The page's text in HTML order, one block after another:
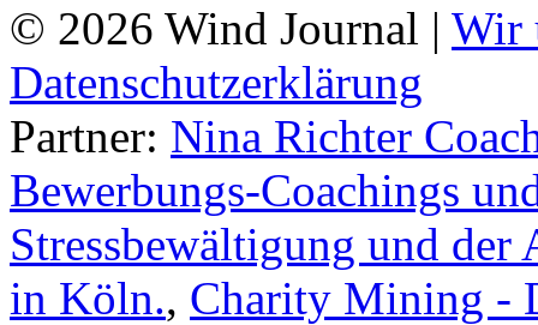
© 2026 Wind Journal | Wir
Datenschutzerklärung
Partner: Nina Richter
Bewerbungs-Coachings
Stressbewältigung und
in Köln., Charity Mining -